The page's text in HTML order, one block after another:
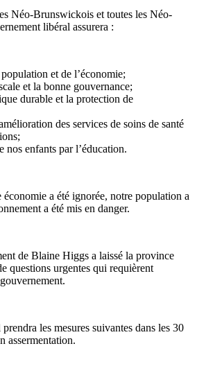
Néo-Brunswickois et toutes les Néo-
libéral assurera :
et de l’économie;
et la bonne gouvernance;
durable et la protection de
des services de soins de santé
nos enfants par l’éducation.
a été ignorée, notre population a
a été mis en danger.
de Blaine Higgs a laissé la province
questions urgentes qui requièrent
les mesures suivantes dans les 30
assermentation.